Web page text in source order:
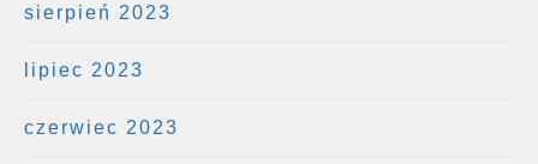
sierpień 2023
lipiec 2023
czerwiec 2023